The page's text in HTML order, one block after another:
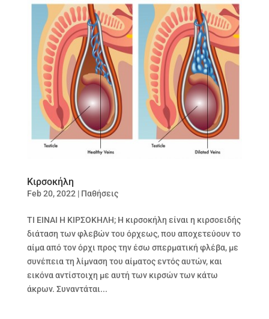
Κιρσοκήλη
Feb 20, 2022| Παθήσεις
ΤΙ ΕΙΝΑΙ Η ΚΙΡΣΟΚΗΛΗ; Η κιρσοκήλη είναι η κιρσοειδής
διάταση των φλεβών του όρχεως, που αποχετεύουν το
αίμα από τον όρχι προς την έσω σπερματική φλέβα, με
συνέπεια τη λίμναση του αίματος εντός αυτών, και
εικόνα αντίστοιχη με αυτή των κιρσών των κάτω
άκρων. Συναντάται...